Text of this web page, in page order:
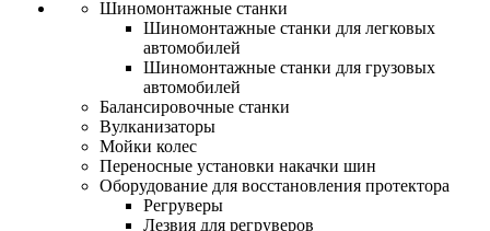
Шиномонтажные станки
Шиномонтажные станки для легковых
автомобилей
Шиномонтажные станки для грузовых
автомобилей
Балансировочные станки
Вулканизаторы
Мойки колес
Переносные установки накачки шин
Оборудование для восстановления протектора
Регруверы
Лезвия для регруверов